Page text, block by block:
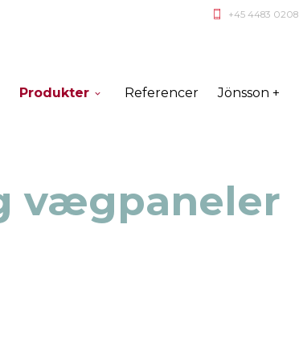
+45 4483 0208
Produkter Referencer Jönsson +
vægpaneler